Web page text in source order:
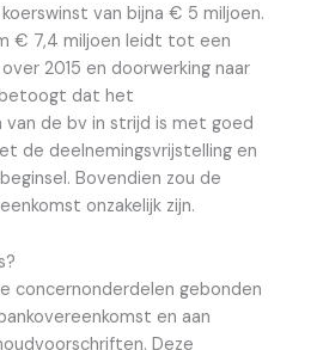
van bijna € 5 miljoen.
€ 7,4 miljoen leidt tot een
2015 en doorwerking naar
betoogt dat het
van de bv in strijd is met goed
de deelnemingsvrijstelling en
Bovendien zou de
onzakelijk zijn.
concernonderdelen gebonden
en aan
Deze